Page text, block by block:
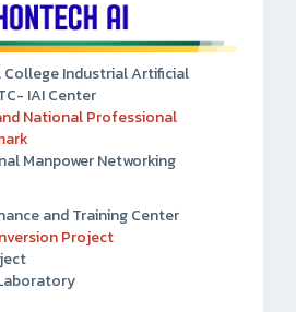
Industrial Artificial
IAI Center
National Professional
Manpower Networking
and Training Center
Project